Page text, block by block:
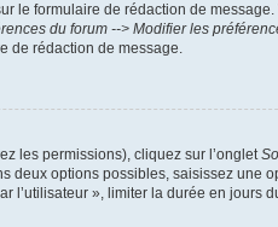
le formulaire de rédaction de
du forum --> Modifier les
de rédaction de message.
les permissions), cliquez sur l’onglet
deux options possibles, saisissez une
l’utilisateur », limiter la durée en jours